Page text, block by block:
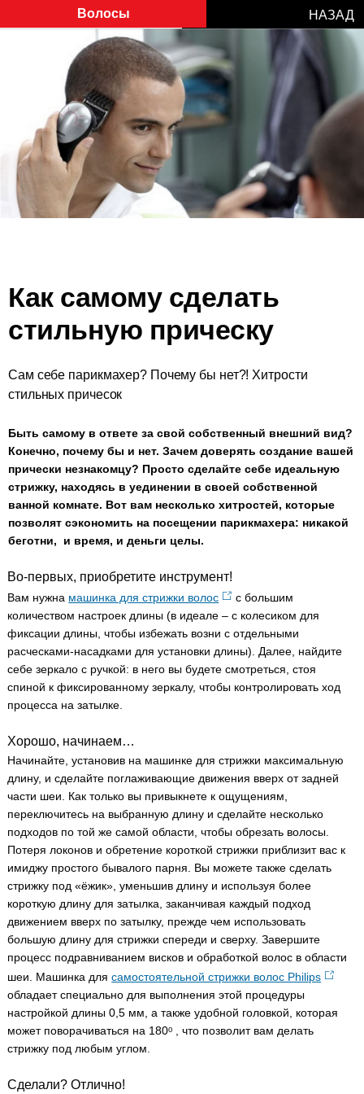
НАЗАД
Волосы
Как самому сделать
стильную прическу
Сам себе парикмахер? Почему бы нет?! Хитрости
стильных причесок
Быть самому в ответе за свой ​​собственный внешний вид?
Конечно, почему бы и нет. Зачем доверять создание вашей
прически незнакомцу? Просто сделайте себе идеальную
стрижку, находясь в уединении в своей собственной
ванной комнате. Вот вам несколько хитростей, которые
позволят сэкономить на посещении парикмахера: никакой
беготни, и время, и деньги целы.
Во-первых, приобретите инструмент!
Вам нужна машинка для стрижки волос
с большим
количеством настроек длины (в идеале – с колесиком для
фиксации длины, чтобы избежать возни с отдельными
расческами-насадками для установки длины). Далее, найдите
себе зеркало с ручкой: в него вы будете смотреться, стоя
спиной к фиксированному зеркалу, чтобы контролировать ход
процесса на затылке.
Хорошо, начинаем…
Начинайте, установив на машинке для стрижки максимальную
длину, и сделайте поглаживающие движения вверх от задней
части шеи. Как только вы привыкнете к ощущениям,
переключитесь на выбранную длину и сделайте несколько
подходов по той же самой области, чтобы обрезать волосы.
Потеря локонов и обретение короткой стрижки приблизит вас к
имиджу простого бывалого парня. Вы можете также сделать
стрижку под «ёжик», уменьшив длину и используя более
короткую длину для затылка, заканчивая каждый подход
движением вверх по затылку, прежде чем использовать
большую длину для стрижки спереди и сверху. Завершите
процесс подравниванием висков и обработкой волос в области
шеи. Машинка длясамостоятельной стрижки волос Philips
обладает специально для выполнения этой процедуры
настройкой длины 0,5 мм, а также удобной головкой, которая
может поворачиваться на 180ᵒ , что позволит вам делать
стрижку под любым углом.
Сделали? Отлично!